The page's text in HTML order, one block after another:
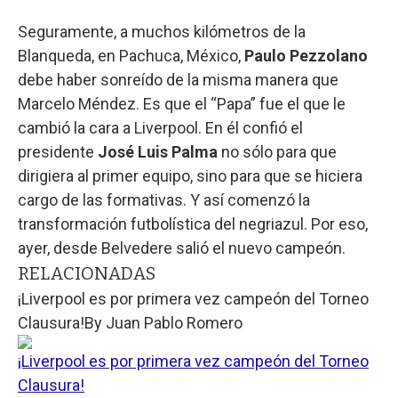
Seguramente, a muchos kilómetros de la
Blanqueda, en Pachuca, México, Paulo Pezzolano
debe haber sonreído de la misma manera que
Marcelo Méndez. Es que el “Papa” fue el que le
cambió la cara a Liverpool. En él confió el
presidente José Luis Palma no sólo para que
dirigiera al primer equipo, sino para que se hiciera
cargo de las formativas. Y así comenzó la
transformación futbolística del negriazul. Por eso,
ayer, desde Belvedere salió el nuevo campeón.
RELACIONADAS
¡Liverpool es por primera vez campeón del Torneo
Clausura!By Juan Pablo Romero
¡Liverpool es por primera vez campeón del Torneo
Clausura!